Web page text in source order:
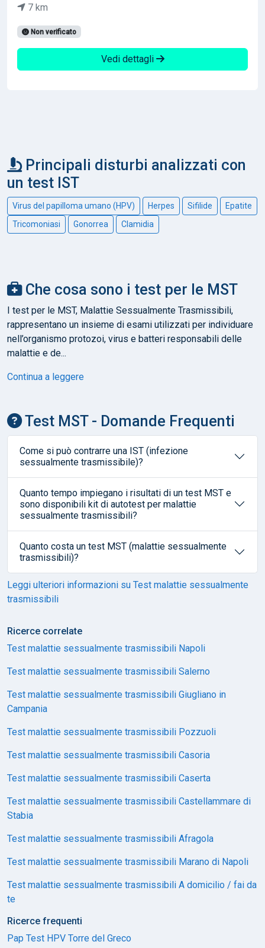
7 km
Non verificato
Vedi dettagli
Principali disturbi analizzati con
un test IST
Virus del papilloma umano (HPV) Herpes Sifilide
Epatite
Tricomoniasi
Gonorrea Clamidia
Che cosa sono i test per le MST
I test per le MST, Malattie Sessualmente Trasmissibili,
rappresentano un insieme di esami utilizzati per individuare
nell’organismo protozoi, virus e batteri responsabili delle
malattie e de...
Continua a leggere
Test MST - Domande Frequenti
Come si può contrarre una IST (infezione
sessualmente trasmissibile)?
Quanto tempo impiegano i risultati di un test MST e
sono disponibili kit di autotest per malattie
sessualmente trasmissibili?
Quanto costa un test MST (malattie sessualmente
trasmissibili)?
Leggi ulteriori informazioni su Test malattie sessualmente
trasmissibili
Ricerce correlate
Test malattie sessualmente trasmissibili Napoli
Test malattie sessualmente trasmissibili Salerno
Test malattie sessualmente trasmissibili Giugliano in
Campania
Test malattie sessualmente trasmissibili Pozzuoli
Test malattie sessualmente trasmissibili Casoria
Test malattie sessualmente trasmissibili Caserta
Test malattie sessualmente trasmissibili Castellammare di
Stabia
Test malattie sessualmente trasmissibili Afragola
Test malattie sessualmente trasmissibili Marano di Napoli
Test malattie sessualmente trasmissibili A domicilio / fai da
te
Ricerce frequenti
Pap Test HPV Torre del Greco